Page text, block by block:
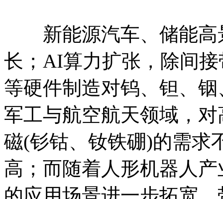
新能源汽车、储能高
长；AI算力扩张，除间
等硬件制造对钨、钽、
军工与航空航天领域，
磁(钐钴、钕铁硼)的需求
高；而随着人形机器人